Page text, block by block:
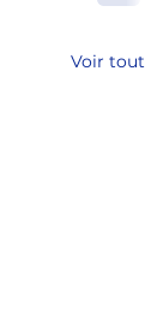
Voir tout